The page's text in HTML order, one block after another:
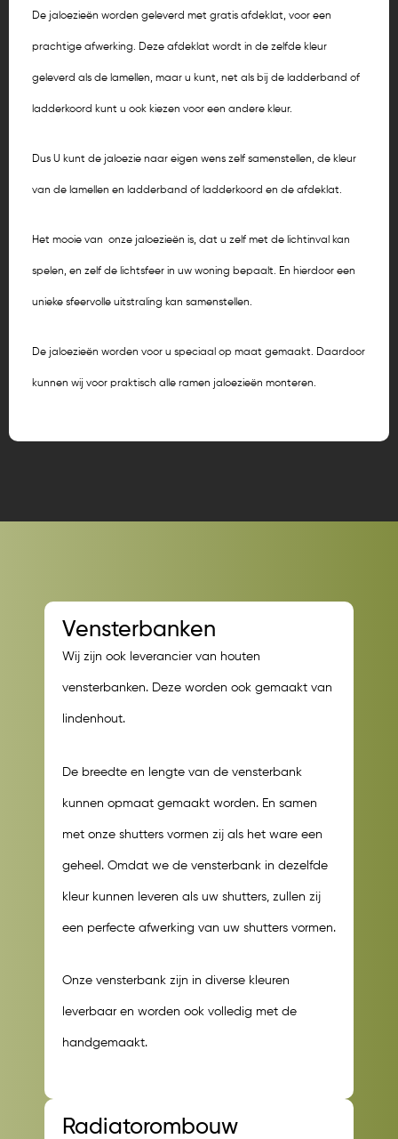
De jaloezieën worden geleverd met gratis afdeklat, voor een
prachtige afwerking. Deze afdeklat wordt in de zelfde kleur
geleverd als de lamellen, maar u kunt, net als bij de ladderband of
ladderkoord kunt u ook kiezen voor een andere kleur.
Dus U kunt de jaloezie naar eigen wens zelf samenstellen, de kleur
van de lamellen en ladderband of ladderkoord en de afdeklat.
Het mooie van onze jaloezieën is, dat u zelf met de lichtinval kan
spelen, en zelf de lichtsfeer in uw woning bepaalt. En hierdoor een
unieke sfeervolle uitstraling kan samenstellen.
De jaloezieën worden voor u speciaal op maat gemaakt. Daardoor
kunnen wij voor praktisch alle ramen jaloezieën monteren.
Vensterbanken
Wij zijn ook leverancier van houten
vensterbanken. Deze worden ook gemaakt van
lindenhout.
De breedte en lengte van de vensterbank
kunnen opmaat gemaakt worden. En samen
met onze shutters vormen zij als het ware een
geheel. Omdat we de vensterbank in dezelfde
kleur kunnen leveren als uw shutters, zullen zij
een perfecte afwerking van uw shutters vormen.
Onze vensterbank zijn in diverse kleuren
leverbaar en worden ook volledig met de
handgemaakt.
Radiatorombouw